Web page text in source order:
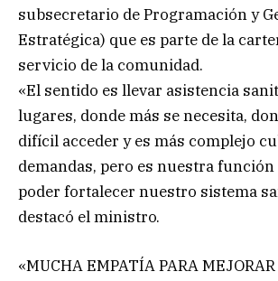
subsecretario de Programación y
Estratégica) que es parte de la
servicio de la comunidad.
«El sentido es llevar asistencia
lugares, donde más se necesita,
difícil acceder y es más complejo
demandas, pero es nuestra
poder fortalecer nuestro sistema
destacó el ministro.
«MUCHA EMPATÍA PARA